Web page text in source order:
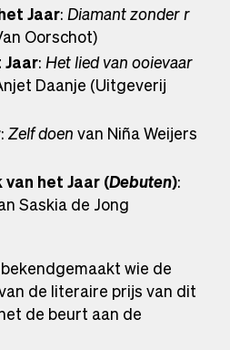
Jaar:Diamant zonder r
Oorschot)
:Het lied van ooievaar
Daanje (Uitgeverij
:Zelf doenvan Niña Weijers
het Jaar (Debuten):
Saskia de Jong
wie de
de literaire prijs van dit
de beurt aan de